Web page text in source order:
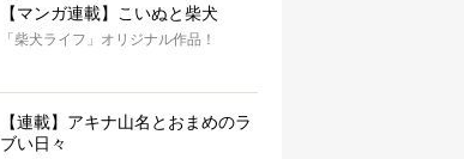
【マンガ連載】こいぬと柴犬
「柴犬ライフ」オリジナル作品！
【連載】アキナ山名とおまめのラ
ブい日々